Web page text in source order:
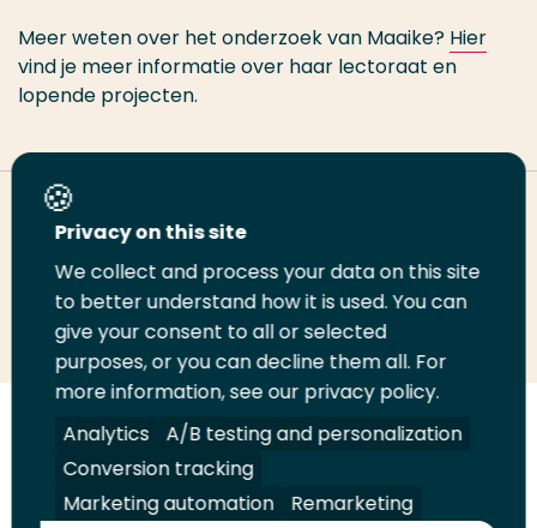
Meer weten over het onderzoek van Maaike? Hier
vind je meer informatie over haar lectoraat en
lopende projecten.
Deel deze pagina
Deel
LinkedIn
Deel
op
Twitter
Deel
op
Facebook
Email
deze
pagina
Print
deze
pagina
Volg
ons
op
Volg
ons
op
Volg
ons
op
Volg
ons
op
Juridisch Security A-Z Index
Contact
Privacy on this site
We collect and process your data on this site
to better understand how it is used. You can
give your consent to all or selected
purposes, or you can decline them all. For
more information, see our privacy policy.
Analytics
A/B testing and personalization
Conversion tracking
Marketing automation
Remarketing